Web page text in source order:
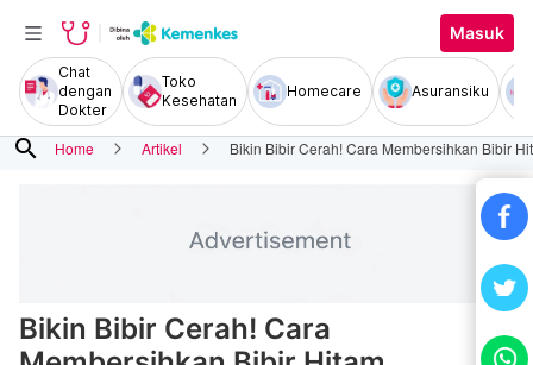
Masuk
Chat
dengan
Dokter
Toko
Kesehatan
Homecare Asuransiku
search Home Artikel Bikin Bibir Cerah! Cara Membersihkan Bibir
Bikin Bibir Cerah! Cara